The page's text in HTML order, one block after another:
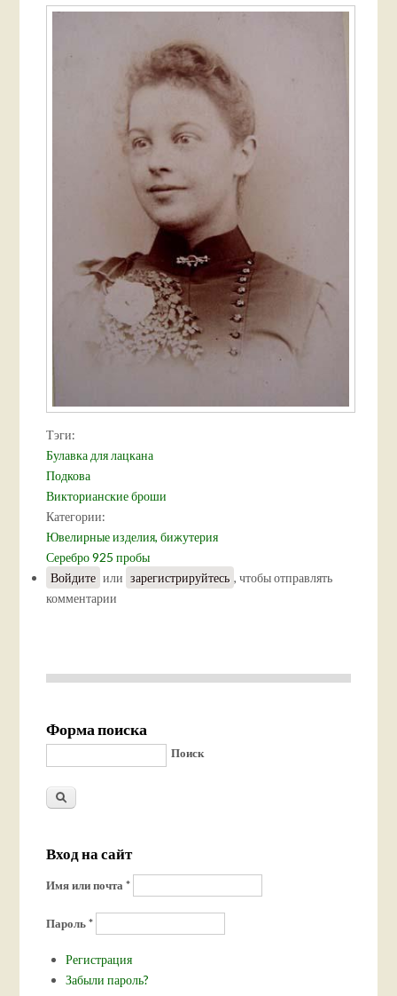
Тэги:
Булавка для лацкана
Подкова
Викторианские броши
Категории:
Ювелирные изделия, бижутерия
Серебро 925 пробы
Войдите или зарегистрируйтесь , чтобы отправлять
комментарии
Форма поиска
Поиск
Вход на сайт
Имя или почта*
Пароль*
Регистрация
Забыли пароль?